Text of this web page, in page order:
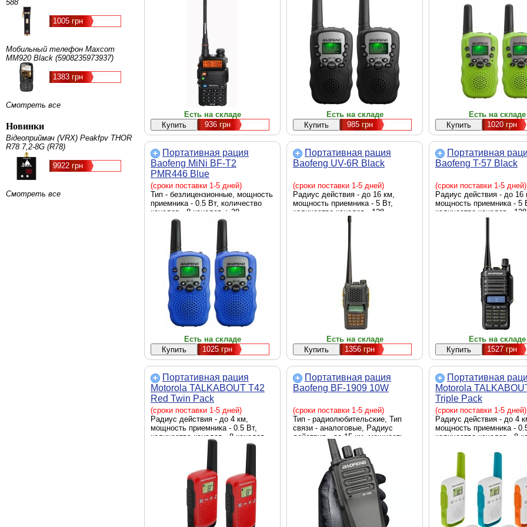
588
1005 грн
Мобильный телефон Maxcom
MM920 Black (5908235973937)
1383 грн
Смотреть все
Новинки
Відеоприймач (VRX) Peakfpv THOR
R78 7,2-8G (R78)
9922 грн
Смотреть все
Есть на складе
936грн
шумоподавление
Есть на складе
985грн
PMR446, Оснащение -
Шаг сетки - 12.5 кГц, 10
вызова, фонарик,
шумоподавление,
х 55 х 33 мм, Вес - 80 г,
салатовый
Есть на складе
1020 грн
Портативная рация
Baofeng MiNi BF-T2
PMR446 Blue
(MiNiBFT2_BE)
(сроки поставки 1-5 дней)
Тип - безлицензионные, мощность
приемника - 0.5 Вт, количество
каналов - 8 каналов + 38
субканалов, Стандарт частот -
PMR446, Оснащение - фонарик,
Шаг сетки - 12.5 кГц, 10 мелодий
вызова, фонарик, автоматическое
шумоподавление, Размеры - 143
х 55 х 33 мм, Вес - 80 г, Цвет -
синий
Есть на складе
1025 грн
Портативная рация
Baofeng UV-6R Black
(сроки поставки 1-5 дней)
Радиус действия - до 16 км,
мощность приемника - 5 Вт,
количество каналов - 128
каналов, аккумулятор
Есть на складе
1356 грн
Портативная
Baofeng T-57 Black
(сроки поставки 1-5 дней)
Радиус действия - до 16
мощность приемника - 5
количество каналов - 128
Есть на складе
1527 грн
Портативная рация
Motorola TALKABOUT T42
Red Twin Pack
(B4P00811RDKMAW)
(сроки поставки 1-5 дней)
Радиус действия - до 4 км,
мощность приемника - 0.5 Вт,
количество каналов - 8 каналов,
Портативная рация
Baofeng BF-1909 10W
(сроки поставки 1-5 дней)
Тип - радиолюбительские, Тип
связи - аналоговые, Радиус
действия - до 15 км, мощность
приемника - 10 Вт, количество
каналов - 16 каналов, Li-ion 3800
mAh, Количество раций - 1 шт,
Цвет - черный
Портативная
Motorola
Triple Pack
(B4P00811MDKMAW)
(сроки поставки 1-5 дней)
Радиус действия - до 4
мощность приемника -
количество каналов - 8